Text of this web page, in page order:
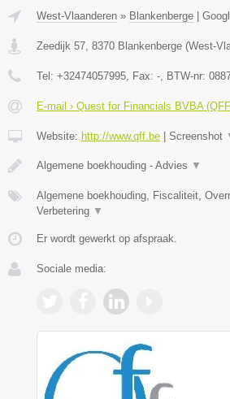
West-Vlaanderen » Blankenberge
Zeedijk 57, 8370 Blankenberge (West-
Tel: +32474057995, Fax: -, BTW-nr:
E-mail › Quest for Financials BVBA
Website: http://www.qff.be Screenshot
Algemene boekhouding - Advies ▼
Algemene boekhouding, Fiscaliteit,
Verbetering ▼
Er wordt gewerkt op afspraak.
Sociale media: